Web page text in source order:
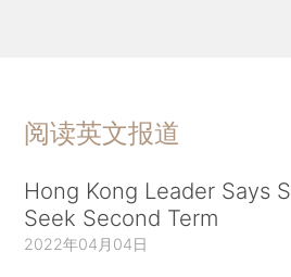
阅读英文报道
Hong Kong Leader Says
Seek Second Term
2022年04月04日